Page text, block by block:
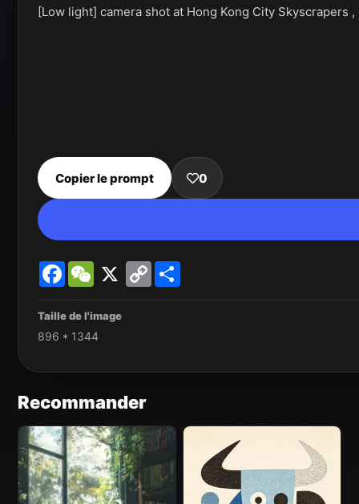
[Low light] camera shot at Hong Kong City
Copier le prompt 0
FacebookWeChat
X
Copy
Link
Taille de l'image
896 * 1344
Recommander